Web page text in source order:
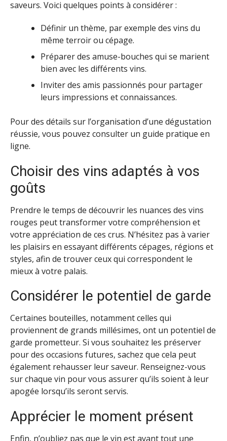
saveurs. Voici quelques points à considérer :
Définir un thème, par exemple des vins du
même terroir ou cépage.
Préparer des amuse-bouches qui se marient
bien avec les différents vins.
Inviter des amis passionnés pour partager
leurs impressions et connaissances.
Pour des détails sur l’organisation d’une dégustation
réussie, vous pouvez consulter un guide pratique en
ligne.
Choisir des vins adaptés à vos
goûts
Prendre le temps de découvrir les nuances des vins
rouges peut transformer votre compréhension et
votre appréciation de ces crus. N’hésitez pas à varier
les plaisirs en essayant différents cépages, régions et
styles, afin de trouver ceux qui correspondent le
mieux à votre palais.
Considérer le potentiel de garde
Certaines bouteilles, notamment celles qui
proviennent de grands millésimes, ont un potentiel de
garde prometteur. Si vous souhaitez les préserver
pour des occasions futures, sachez que cela peut
également rehausser leur saveur. Renseignez-vous
sur chaque vin pour vous assurer qu’ils soient à leur
apogée lorsqu’ils seront servis.
Apprécier le moment présent
Enfin, n’oubliez pas que le vin est avant tout une